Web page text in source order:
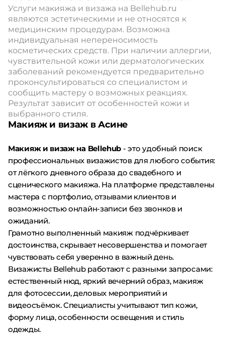
Услуги макияжа и визажа на Bellehub.ru
являются эстетическими и не относятся к
медицинским процедурам. Возможна
индивидуальная непереносимость
косметических средств. При наличии аллергии,
чувствительной кожи или дерматологических
заболеваний рекомендуется предварительно
проконсультироваться со специалистом и
сообщить мастеру о возможных реакциях.
Результат зависит от особенностей кожи и
выбранного стиля.
Макияж и визаж в Асине
Макияж и визаж на Bellehub - это удобный поиск
профессиональных визажистов для любого события:
от лёгкого дневного образа до свадебного и
сценического макияжа. На платформе представлены
мастера с портфолио, отзывами клиентов и
возможностью онлайн-записи без звонков и
ожиданий.
Грамотно выполненный макияж подчёркивает
достоинства, скрывает несовершенства и помогает
чувствовать себя уверенно в важный день.
Визажисты Bellehub работают с разными запросами:
естественный нюд, яркий вечерний образ, макияж
для фотосессии, деловых мероприятий и
видеосъёмок. Специалисты учитывают тип кожи,
форму лица, особенности освещения и стиль
одежды.